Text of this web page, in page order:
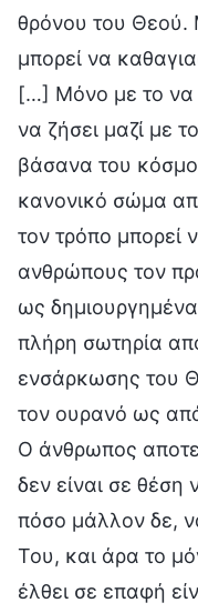
θρόνου του Θεού.
μπορεί να
[…] Μόνο με το να
να ζήσει μαζί με
βάσανα του
κανονικό σώμα
τον τρόπο μπορεί
ανθρώπους τον
ως
πλήρη σωτηρία
ενσάρκωσης του
τον ουρανό ως
Ο άνθρωπος
δεν είναι σε
πόσο μάλλον δε,
Του, και άρα το
έλθει σε επαφή